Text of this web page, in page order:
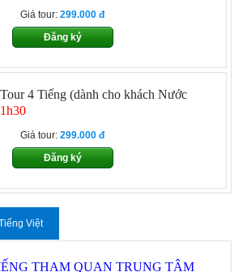
Giá tour: 299.000
Đăng ký
4 Tiếng (dành cho khách Nước
Giá tour: 299.000
Đăng ký
Việt
THAM QUAN TRUNG TÂM